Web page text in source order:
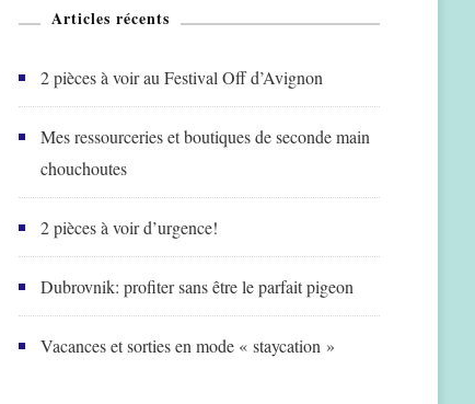
Articles récents
2 pièces à voir au Festival Off d’Avignon
Mes ressourceries et boutiques de seconde main
chouchoutes
2 pièces à voir d’urgence!
Dubrovnik: profiter sans être le parfait pigeon
Vacances et sorties en mode « staycation »